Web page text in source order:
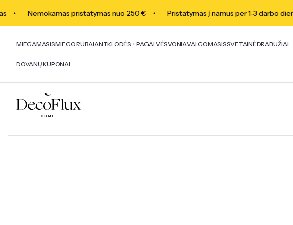
Nemokamas pristatymas nuo 250 € Pristatymas į namus per 1-3 darbo dienas
MIEGAMASISMIEGO RŪBAIANTKLODĖS + PAGALVĖSVONIAVALGOMASISSVETAINĖDRABUŽIAI
DOVANŲ KUPONAI